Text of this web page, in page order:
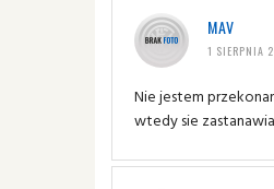
MAV
1 SIERPNIA
Nie jestem
wtedy sie